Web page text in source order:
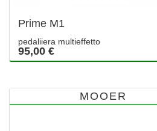
Prime M1
pedaliiera multieffetto
95,00 €
MOOER